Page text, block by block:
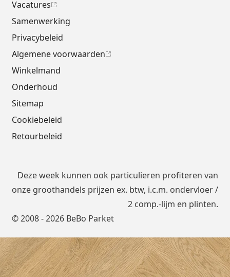
Vacatures
Samenwerking
Privacybeleid
Algemene voorwaarden
Winkelmand
Onderhoud
Sitemap
Cookiebeleid
Retourbeleid
© 2008 - 2026 BeBo Parket
Deze week kunnen ook particulieren profiteren van
onze groothandels prijzen ex. btw, i.c.m. ondervloer/
2 comp.-lijm en plinten.